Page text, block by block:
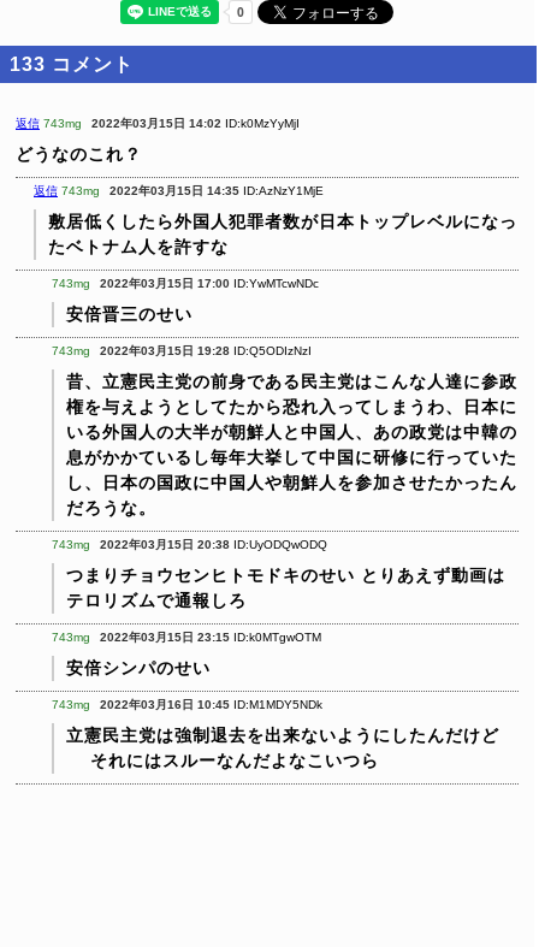
133 コメント
返信 743mg 2022年03月15日 14:02 ID:k0MzYyMjI
どうなのこれ？
返信 743mg 2022年03月15日 14:35 ID:AzNzY1MjE
敷居低くしたら外国人犯罪者数が日本トップレベルになっ
たベトナム人を許すな
743mg 2022年03月15日 17:00 ID:YwMTcwNDc
安倍晋三のせい
743mg 2022年03月15日 19:28 ID:Q5ODIzNzI
昔、立憲民主党の前身である民主党はこんな人達に参政
権を与えようとしてたから恐れ入ってしまうわ、日本に
いる外国人の大半が朝鮮人と中国人、あの政党は中韓の
息がかかているし毎年大挙して中国に研修に行っていた
し、日本の国政に中国人や朝鮮人を参加させたかったん
だろうな。
743mg 2022年03月15日 20:38 ID:UyODQwODQ
つまりチョウセンヒトモドキのせい とりあえず動画は
テロリズムで通報しろ
743mg 2022年03月15日 23:15 ID:k0MTgwOTM
安倍シンパのせい
743mg 2022年03月16日 10:45 ID:M1MDY5NDk
立憲民主党は強制退去を出来ないようにしたんだけど
それにはスルーなんだよなこいつら